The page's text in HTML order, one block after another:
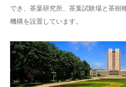
でき、茶葉研究所、茶葉試験場と茶樹
機構を設置しています。